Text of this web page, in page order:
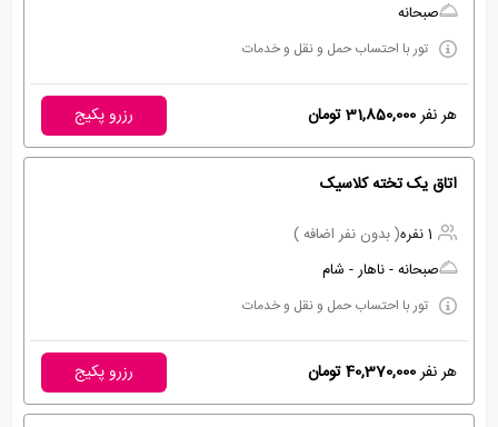
صبحانه
تور با احتساب حمل و نقل و خدمات
هر نفر31,850,000 تومان رزرو پکیج
اتاق یک تخته کلاسیک
1 نفره
( بدون نفر اضافه )
صبحانه - ناهار - شام
تور با احتساب حمل و نقل و خدمات
هر نفر40,370,000 تومان رزرو پکیج